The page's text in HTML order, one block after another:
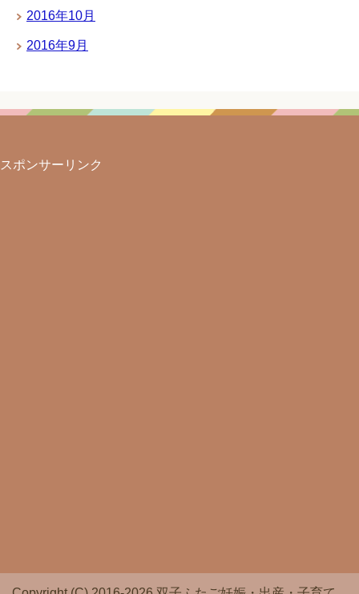
2016年10月
2016年9月
スポンサーリンク